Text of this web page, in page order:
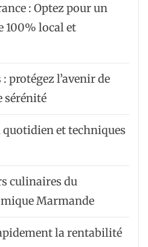
: Optez pour un
100% local et
protégez l’avenir de
sérénité
quotidien et techniques
culinaires du
Marmande
la rentabilité